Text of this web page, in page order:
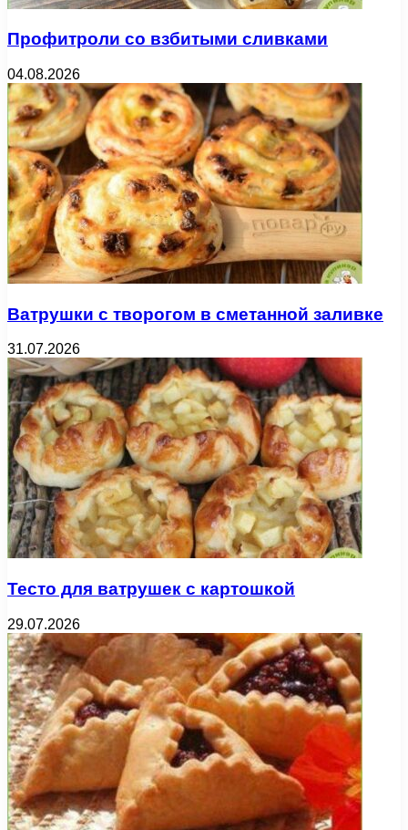
Профитроли со взбитыми сливками
04.08.2026
Ватрушки с творогом в сметанной заливке
31.07.2026
Тесто для ватрушек с картошкой
29.07.2026